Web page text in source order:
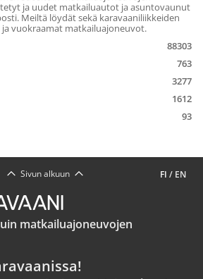
ja uudet matkailuautot ja asuntovaunut
Meiltä löydät sekä karavaaniliikkeiden
vuokraamat matkailuajoneuvot.
88303
763
3277
1612
93
FI / EN
Sivun alkuun
matkailuajoneuvojen